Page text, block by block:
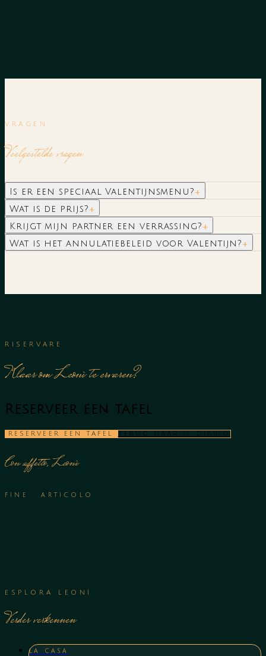
VRAGEN
Veelgestelde vragen
Is er een speciaal Valentijnsmenu?+
Wat is de prijs?+
Krijgt mijn partner een verrassing?+
Wat is het annulatiebeleid voor Valentijn?+
RISERVARE
Klaar om Leonì te ervaren?
Reserveer een tafel
RESERVEER EEN TAFEL TERUG NAAR IL DIARIO
Con affetto, Leonì
FINE · ARTICOLO
ESPLORA LEONÌ
Verder verkennen
LA CASA